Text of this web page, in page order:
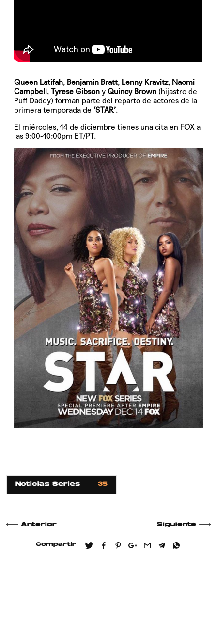
Queen Latifah, Benjamin Bratt, Lenny Kravitz, Naomi
Campbell,Tyrese Gibson yQuincy Brown (hijastro de
Puff Daddy) forman parte del reparto de actores de la
primera temporada de ‘STAR’.
El miércoles, 14 de diciembre tienes una cita en FOX a
las 9:00-10:00pm ET/PT.
Noticias Series 35
Anterior Siguiente
Compartir